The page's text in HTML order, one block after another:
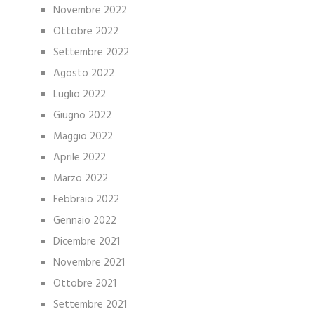
Novembre 2022
Ottobre 2022
Settembre 2022
Agosto 2022
Luglio 2022
Giugno 2022
Maggio 2022
Aprile 2022
Marzo 2022
Febbraio 2022
Gennaio 2022
Dicembre 2021
Novembre 2021
Ottobre 2021
Settembre 2021